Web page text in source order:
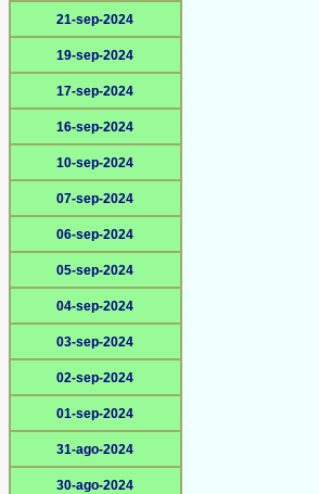
21-sep-2024
19-sep-2024
17-sep-2024
16-sep-2024
10-sep-2024
07-sep-2024
06-sep-2024
05-sep-2024
04-sep-2024
03-sep-2024
02-sep-2024
01-sep-2024
31-ago-2024
30-ago-2024